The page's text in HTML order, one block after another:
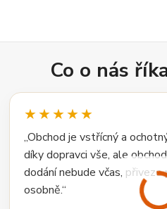
Co o nás
★★★★★
„Obchod je vstřícný a
díky dopravci vše, ale
dodání nebude včas,
osobně.“